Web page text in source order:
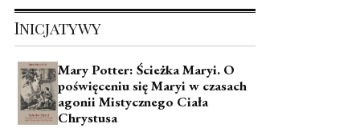
Inicjatywy
Mary Potter: Ścieżka Maryi. O
poświęceniu się Maryi w czasach
agonii Mistycznego Ciała
Chrystusa